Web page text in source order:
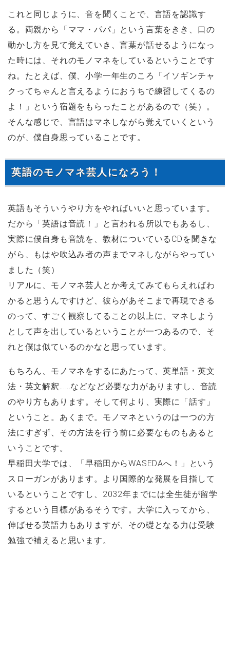
これと同じように、音を聞くことで、言語を認識す
る。両親から「ママ・パパ」という言葉をきき、口の
動かし方を見て覚えていき、言葉が話せるようになっ
た時には、それのモノマネをしているということです
ね。たとえば、僕、小学一年生のころ「イソギンチャ
クってちゃんと言えるようにおうちで練習してくるの
よ！」という宿題をもらったことがあるので（笑）。
そんな感じで、言語はマネしながら覚えていくという
のが、僕自身思っていることです。
英語のモノマネ芸人になろう！
英語もそういうやり方をやればいいと思っています。
だから「英語は音読！」と言われる所以でもあるし、
実際に僕自身も音読を、教材についているCDを聞きな
がら、もはや吹込み者の声までマネしながらやってい
ました（笑）
リアルに、モノマネ芸人とか考えてみてもらえればわ
かると思うんですけど、彼らがあそこまで再現できる
のって、すごく観察してることの以上に、マネしよう
として声を出しているということが一つあるので、そ
れと僕は似ているのかなと思っています。
もちろん、モノマネをするにあたって、英単語・英文
法・英文解釈……などなど必要な力がありますし、音読
のやり方もあります。そして何より、実際に「話す」
ということ。あくまで。モノマネというのは一つの方
法にすぎず、その方法を行う前に必要なものもあると
いうことです。
早稲田大学では、「早稲田からWASEDAへ！」という
スローガンがあります。より国際的な発展を目指して
いるということですし、2032年までには全生徒が留学
するという目標があるそうです。大学に入ってから、
伸ばせる英語力もありますが、その礎となる力は受験
勉強で補えると思います。